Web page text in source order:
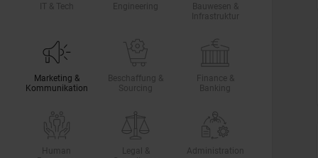
IT & Tech Engineering
Bauwesen &
Infrastruktur
Marketing &
Kommunikation
Beschaffung &
Sourcing
Finance &
Banking
Human
Legal &
Administration